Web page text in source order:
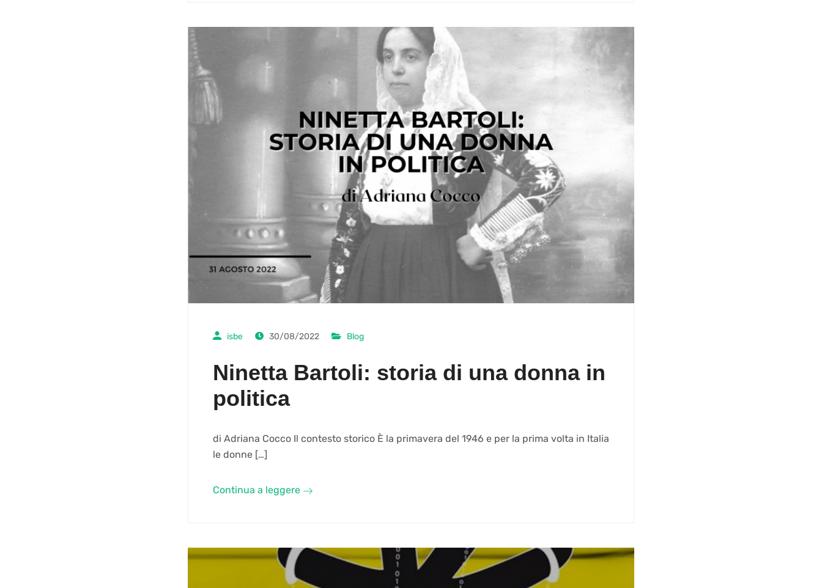
isbe 30/08/2022 Blog
Ninetta Bartoli: storia di una donna in
politica
di Adriana Cocco Il contesto storico È la primavera del 1946 e per la prima volta in Italia
le donne […]
Continua a leggere